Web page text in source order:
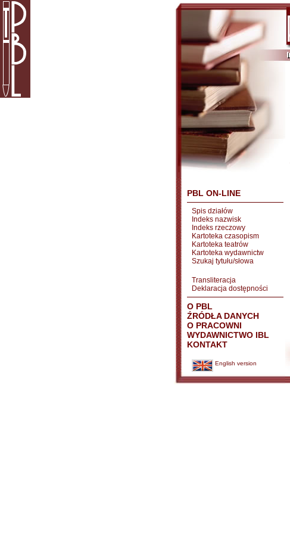
PBL ON-LINE
Spis działów
Indeks nazwisk
Indeks rzeczowy
Kartoteka czasopism
Kartoteka teatrów
Kartoteka wydawnictw
Szukaj tytułu/słowa
Transliteracja
Deklaracja dostępności
O PBL
ŹRÓDŁA DANYCH
O PRACOWNI
WYDAWNICTWO IBL
KONTAKT
English version